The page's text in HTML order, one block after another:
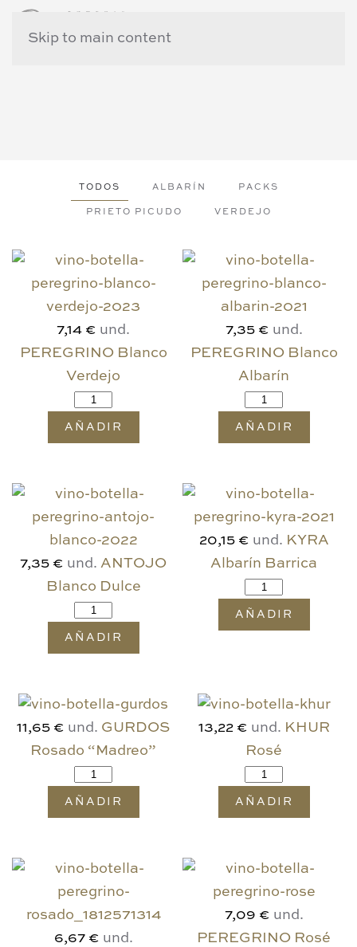
Skip to main content
TODOS ALBARÍN PACKS
PRIETO PICUDO VERDEJO
7,14 € und.
PEREGRINO Blanco
Verdejo
AÑADIR
7,35 € und.
PEREGRINO Blanco
Albarín
AÑADIR
7,35 € und. ANTOJO
Blanco Dulce
AÑADIR
20,15 € und. KYRA
Albarín Barrica
AÑADIR
11,65 € und. GURDOS
Rosado “Madreo”
AÑADIR
13,22 € und. KHUR
Rosé
AÑADIR
6,67 € und.
7,09 € und.
PEREGRINO Rosé